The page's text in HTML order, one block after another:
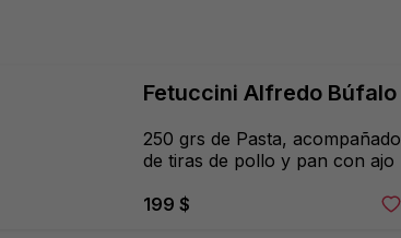
Fetuccini Alfredo Búfalo
250 grs de Pasta, acompañado
de tiras de pollo y pan con ajo
199 $